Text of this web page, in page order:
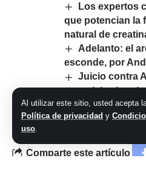
Al utilizar este sitio, usted acepta
Política de privacidad y
uso.
Los expertos
que potencian la
natural de
Adelanto: el
esconde, por
Juicio contra
sexual: la
para tirar abajo la
Comparte este artículo